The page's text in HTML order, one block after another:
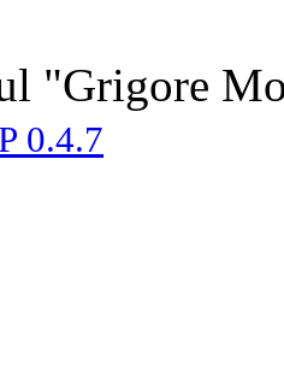
"Grigore
0.4.7